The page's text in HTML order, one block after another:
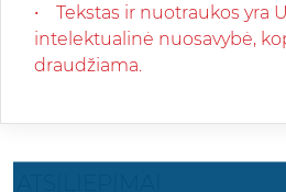
• Tekstas ir nuotraukos yra
intelektualinė nuosavybė,
draudžiama.